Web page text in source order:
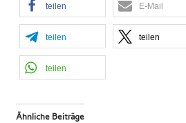
teilen E-Mail
teilen teilen
teilen
Ähnliche Beiträge